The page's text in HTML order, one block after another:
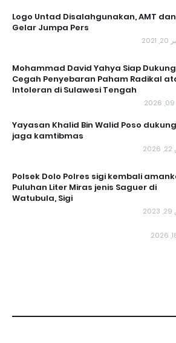
Logo Untad Disalahgunakan, AMT dan
Gelar Jumpa Pers
Mohammad David Yahya Siap
Cegah Penyebaran Paham Radikal
Intoleran di Sulawesi Tengah
Yayasan Khalid Bin Walid Poso
jaga kamtibmas
Polsek Dolo Polres sigi kembali
Puluhan Liter Miras jenis Saguer di
Watubula, Sigi